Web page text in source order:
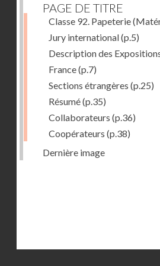
PAGE DE TITRE
Classe 92. Papeterie
Jury international(p.5)
Description des
France(p.7)
Sections étrangères (p.25)
Résumé(p.35)
Collaborateurs (p.36)
Coopérateurs (p.38)
Dernière image